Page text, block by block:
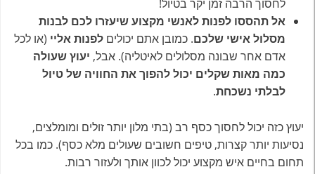
לחסוך הרבה זמן יקר בטיול!
אל תהססו לפנות לאנשי מקצוע שיעזרו לכם לבנות
מסלול אישי שלכם. כמובן אתם יכולים לפנות אליי (או לכל
אדם אחר שבונה מסלולים לאיטליה). אבל, יעוץ שעולה
כמה מאות שקלים יכול להפוך את החוויה של טיול
לבלתי נשכחת.
יעוץ כזה יכול לחסוך כסף רב (בתי מלון יותר זולים ומומלצים,
נסיעות יותר קצרות, טיפים חשובים שעולים מלא כסף). כמו בכל
תחום בחיים איש מקצוע יכול לכוון אותך ולעזור רבות.